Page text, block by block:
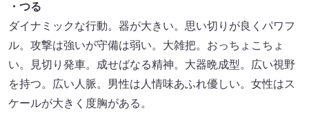
・つる
ダイナミックな行動。器が大きい。思い切りが良くパワフ
ル。攻撃は強いが守備は弱い。大雑把。おっちょこちょ
い。見切り発車。成せばなる精神。大器晩成型。広い視野
を持つ。広い人脈。男性は人情味あふれ優しい。女性はス
ケールが大きく度胸がある。